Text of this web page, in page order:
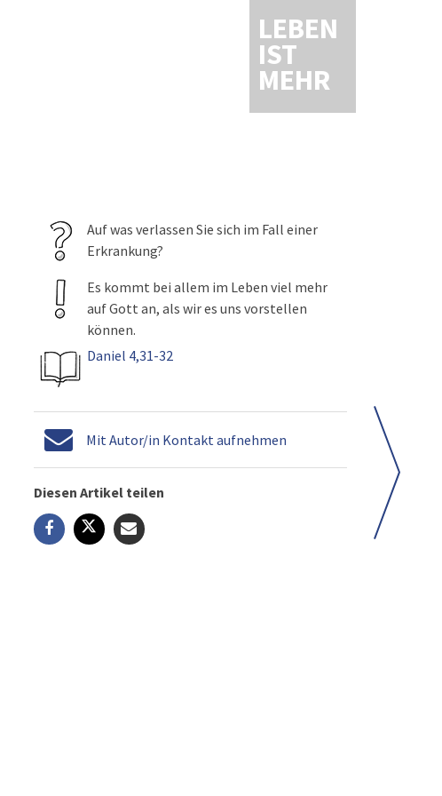
LEBEN
IST
MEHR
Auf was verlassen Sie sich im Fall einer
Erkrankung?
Es kommt bei allem im Leben viel mehr
auf Gott an, als wir es uns vorstellen
können.
Daniel 4,31-32
Mit Autor/in Kontakt aufnehmen
Diesen Artikel teilen